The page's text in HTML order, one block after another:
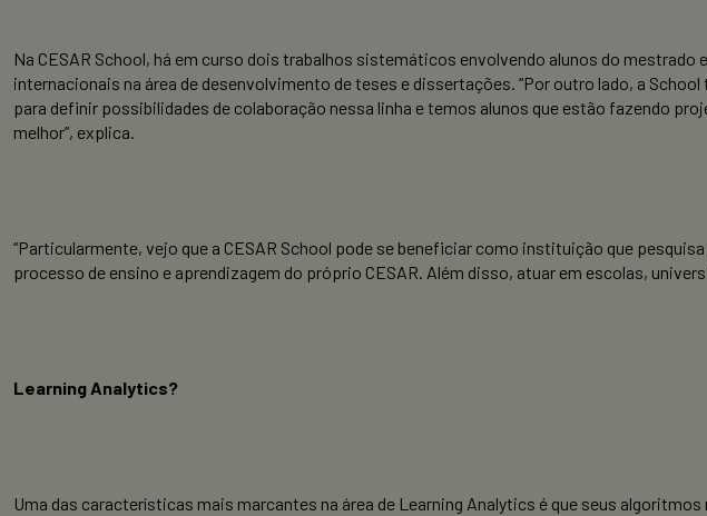
Na CESAR School, há em curso dois trabalhos sistemáticos envolvendo alunos do
internacionais na área de desenvolvimento de teses e dissertações. “Por outro lado, a
para definir possibilidades de colaboração nessa linha e temos alunos que estão fazendo
melhor”, explica.
“Particularmente, vejo que a CESAR School pode se beneficiar como instituição que
processo de ensino e aprendizagem do próprio CESAR. Além disso, atuar em escolas,
Learning Analytics?
Uma das características mais marcantes na área de Learning Analytics é que seus